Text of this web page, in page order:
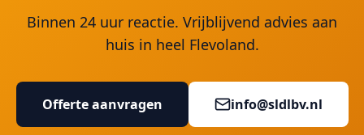
Binnen 24 uur reactie. Vrijblijvend advies aan
huis in heel Flevoland.
Offerte aanvragen info@sldlbv.nl